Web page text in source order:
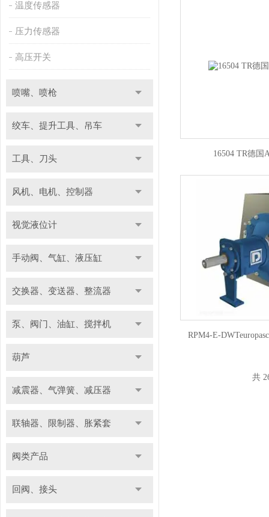
温度传感器
压力传感器
高压开关
喷嘴、喷枪
绞车、提升工具、吊车
工具、刀头
风机、电机、控制器
视觉液位计
手动阀、气缸、液压缸
交换器、变送器、整流器
泵、阀门、油缸、搅拌机
葫芦
减震器、气弹簧、减压器
联轴器、限制器、胀紧套
阀类产品
回阀、接头
16504 TR德国
RPM4-E-
共